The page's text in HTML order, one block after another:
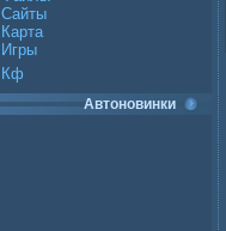
Сайты
Карта
Игры
Кф
Автоновинки